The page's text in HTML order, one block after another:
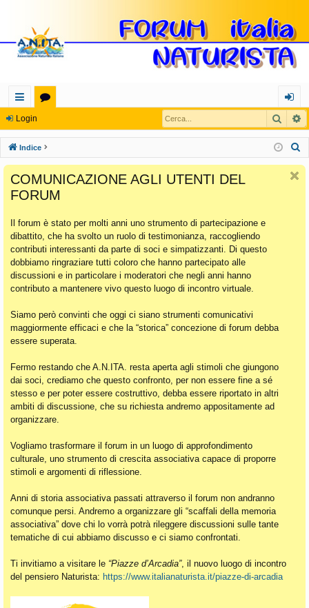
oll
eg
a
m
en
ti
Ra
pi
di
u
m
og
in
Login Cerca
Indice
COMUNICAZIONE AGLI UTENTI DEL
FORUM
Il forum è stato per molti anni uno strumento di partecipazione e
dibattito, che ha svolto un ruolo di testimonianza, raccogliendo
contributi interessanti da parte di soci e simpatizzanti. Di questo
dobbiamo ringraziare tutti coloro che hanno partecipato alle
discussioni e in particolare i moderatori che negli anni hanno
contributo a mantenere vivo questo luogo di incontro virtuale.
Siamo però convinti che oggi ci siano strumenti comunicativi
maggiormente efficaci e che la “storica” concezione di forum debba
essere superata.
Fermo restando che A.N.ITA. resta aperta agli stimoli che giungono
dai soci, crediamo che questo confronto, per non essere fine a sé
stesso e per poter essere costruttivo, debba essere riportato in altri
ambiti di discussione, che su richiesta andremo appositamente ad
organizzare.
Vogliamo trasformare il forum in un luogo di approfondimento
culturale, uno strumento di crescita associativa capace di proporre
stimoli e argomenti di riflessione.
Anni di storia associativa passati attraverso il forum non andranno
comunque persi. Andremo a organizzare gli “scaffali della memoria
associativa” dove chi lo vorrà potrà rileggere discussioni sulle tante
tematiche di cui abbiamo discusso e ci siamo confrontati.
Ti invitiamo a visitare le “Piazze d’Arcadia”, il nuovo luogo di incontro
del pensiero Naturista: https://www.italianaturista.it/piazze-di-arcadia